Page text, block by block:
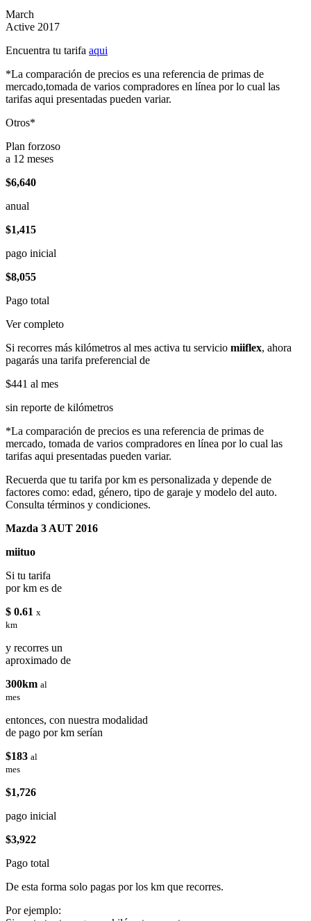
March
Active 2017
Encuentra tu tarifa aqui
*La comparación de precios es una referencia de primas de
mercado,tomada de varios compradores en línea por lo cual las
tarifas aqui presentadas pueden variar.
Otros*
Plan forzoso
a 12 meses
$6,640
anual
$1,415
pago inicial
$8,055
Pago total
Ver completo
Si recorres más kilómetros al mes activa tu servicio miiflex, ahora
pagarás una tarifa preferencial de
$441 al mes
sin reporte de kilómetros
*La comparación de precios es una referencia de primas de
mercado, tomada de varios compradores en línea por lo cual las
tarifas aqui presentadas pueden variar.
Recuerda que tu tarifa por km es personalizada y depende de
factores como: edad, género, tipo de garaje y modelo del auto.
Consulta términos y condiciones.
Mazda 3 AUT 2016
miituo
Si tu tarifa
por km es de
$ 0.61 x
km
y recorres un
aproximado de
300km al
mes
entonces, con nuestra modalidad
de pago por km serían
$183 al
mes
$1,726
pago inicial
$3,922
Pago total
De esta forma solo pagas por los km que recorres.
Por ejemplo: